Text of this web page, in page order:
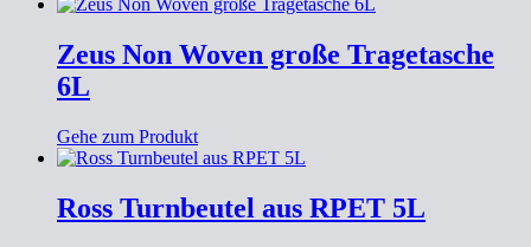
Zeus Non Woven große Tragetasche
6L
Gehe zum Produkt
Ross Turnbeutel aus RPET 5L